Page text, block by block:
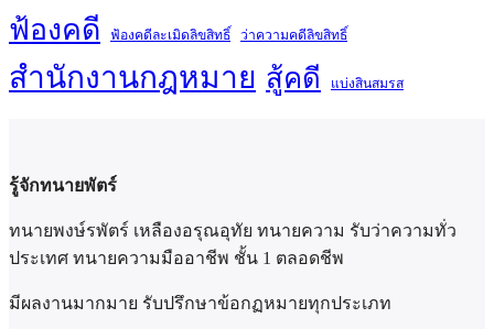
ฟ้องคดี ฟ้องคดีละเมิดลิขสิทธิ์ ว่าความคดีลิขสิทธิ์
สำนักงานกฎหมาย สู้คดี แบ่งสินสมรส
รู้จักทนายพัตร์
ทนายพงษ์รพัตร์ เหลืองอรุณอุทัย ทนายความ รับว่าความทั่ว
ประเทศ ทนายความมืออาชีพ ชั้น 1 ตลอดชีพ
มีผลงานมากมาย รับปรึกษาข้อกฏหมายทุกประเภท